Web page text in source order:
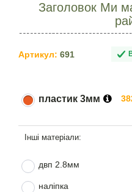
Заголовок Ми
Артикул: 691
пластик 3мм
двп 2.8мм
наліпка